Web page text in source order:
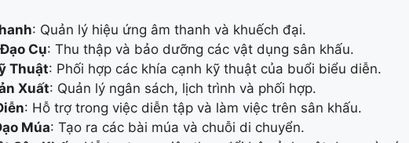
: Quản lý hiệu ứng âm thanh và khuếch đại.
Cụ: Thu thập và bảo dưỡng các vật dụng sân khấu.
Thuật: Phối hợp các khía cạnh kỹ thuật của buổi biểu diễn.
Xuất: Quản lý ngân sách, lịch trình và phối hợp.
: Hỗ trợ trong việc diễn tập và làm việc trên sân khấu.
Múa: Tạo ra các bài múa và chuỗi di chuyển.